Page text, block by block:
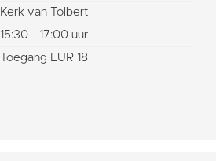
Kerk van Tolbert
15:30 - 17:00 uur
Toegang EUR 18